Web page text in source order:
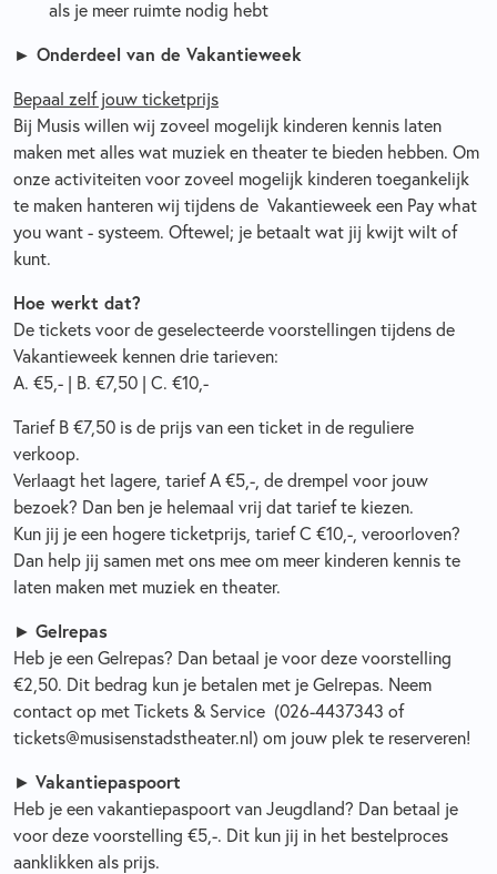
als je meer ruimte nodig hebt
► Onderdeel van de Vakantieweek
Bepaal zelf jouw ticketprijs
Bij Musis willen wij zoveel mogelijk kinderen kennis laten
maken met alles wat muziek en theater te bieden hebben. Om
onze activiteiten voor zoveel mogelijk kinderen toegankelijk
te maken hanteren wij tijdens de Vakantieweek een Pay what
you want - systeem. Oftewel; je betaalt wat jij kwijt wilt of
kunt.
Hoe werkt dat?
De tickets voor de geselecteerde voorstellingen tijdens de
Vakantieweek kennen drie tarieven:
A. €5,- | B. €7,50 | C. €10,-
Tarief B €7,50 is de prijs van een ticket in de reguliere
verkoop.
Verlaagt het lagere, tarief A €5,-, de drempel voor jouw
bezoek? Dan ben je helemaal vrij dat tarief te kiezen.
Kun jij je een hogere ticketprijs, tarief C €10,-, veroorloven?
Dan help jij samen met ons mee om meer kinderen kennis te
laten maken met muziek en theater.
► Gelrepas
Heb je een Gelrepas? Dan betaal je voor deze voorstelling
€2,50. Dit bedrag kun je betalen met je Gelrepas. Neem
contact op met Tickets & Service (026-4437343 of
tickets@musisenstadstheater.nl) om jouw plek te reserveren!
► Vakantiepaspoort
Heb je een vakantiepaspoort van Jeugdland? Dan betaal je
voor deze voorstelling €5,-. Dit kun jij in het bestelproces
aanklikken als prijs.